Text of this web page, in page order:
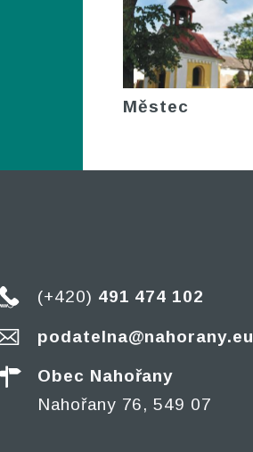
Městec
(+420) 491 474 102
podatelna@nahorany.eu
Obec Nahořany
Nahořany 76, 549 07